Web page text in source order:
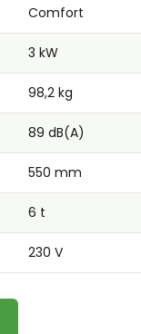
Comfort
3 kW
98,2 kg
89 dB(A)
550 mm
6 t
230 V